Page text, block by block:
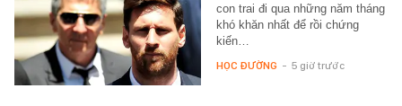
con trai đi qua những năm tháng
khó khăn nhất để rồi chứng
kiến…
HỌC ĐƯỜNG - 5 giờ trước